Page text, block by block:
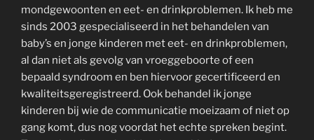
mondgewoonten en eet- en drinkproblemen. Ik heb me
sinds 2003 gespecialiseerd in het behandelen van
baby’s en jonge kinderen met eet- en drinkproblemen,
al dan niet als gevolg van vroeggeboorte of een
bepaald syndroom en ben hiervoor gecertificeerd en
kwaliteitsgeregistreerd. Ook behandel ik jonge
kinderen bij wie de communicatie moeizaam of niet op
gang komt, dus nog voordat het echte spreken begint.